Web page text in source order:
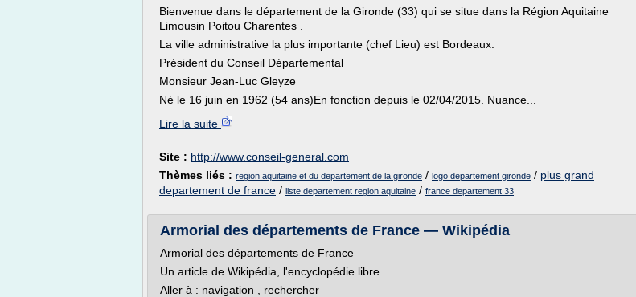
Bienvenue dans le département de la Gironde (33) qui se situe dans la Région Aquitaine
Limousin Poitou Charentes .
La ville administrative la plus importante (chef Lieu) est Bordeaux.
Président du Conseil Départemental
Monsieur Jean-Luc Gleyze
Né le 16 juin en 1962 (54 ans)En fonction depuis le 02/04/2015. Nuance...
Lire la suite
Site : http://www.conseil-general.com
Thèmes liés : region aquitaine et du departement de la gironde / logo departement gironde / plus grand
departement de france / liste departement region aquitaine / france departement 33
Armorial des départements de France — Wikipédia
Armorial des départements de France
Un article de Wikipédia, l'encyclopédie libre.
Aller à : navigation , rechercher